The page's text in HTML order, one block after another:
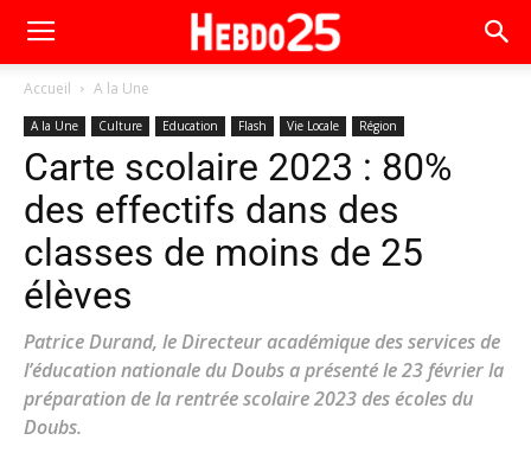
Accueil A la Une
A la Une Culture Education Flash Vie Locale Région
Carte scolaire 2023 : 80%
des effectifs dans des
classes de moins de 25
élèves
Patrice Durand, le Directeur académique des services de
l’éducation nationale du Doubs a présenté le 23 février la
préparation de la rentrée scolaire 2023 des écoles du
Doubs.